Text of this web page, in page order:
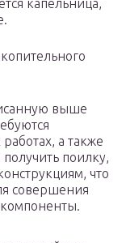
капельница,
выше
а также
поилку,
что
совершения